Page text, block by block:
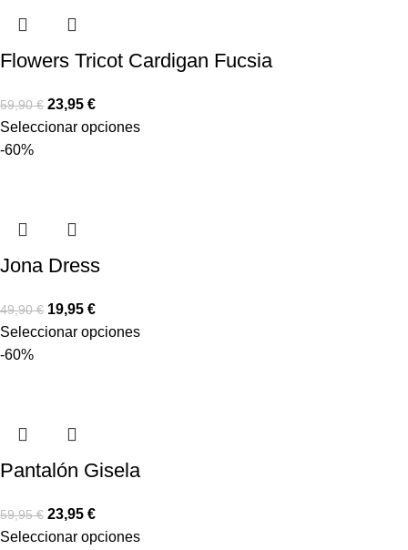
Flowers Tricot Cardigan Fucsia
59,90€ 23,95 €
Seleccionar opciones
-60%
Jona Dress
49,90€ 19,95 €
Seleccionar opciones
-60%
Pantalón Gisela
59,95€ 23,95 €
Seleccionar opciones